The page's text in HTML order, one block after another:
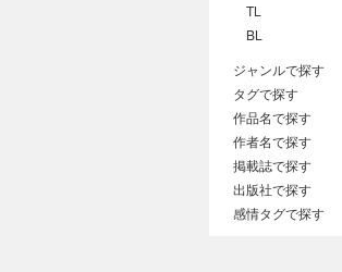
TL
BL
ジャンルで探す
タグで探す
作品名で探す
作者名で探す
掲載誌で探す
出版社で探す
感情タグで探す